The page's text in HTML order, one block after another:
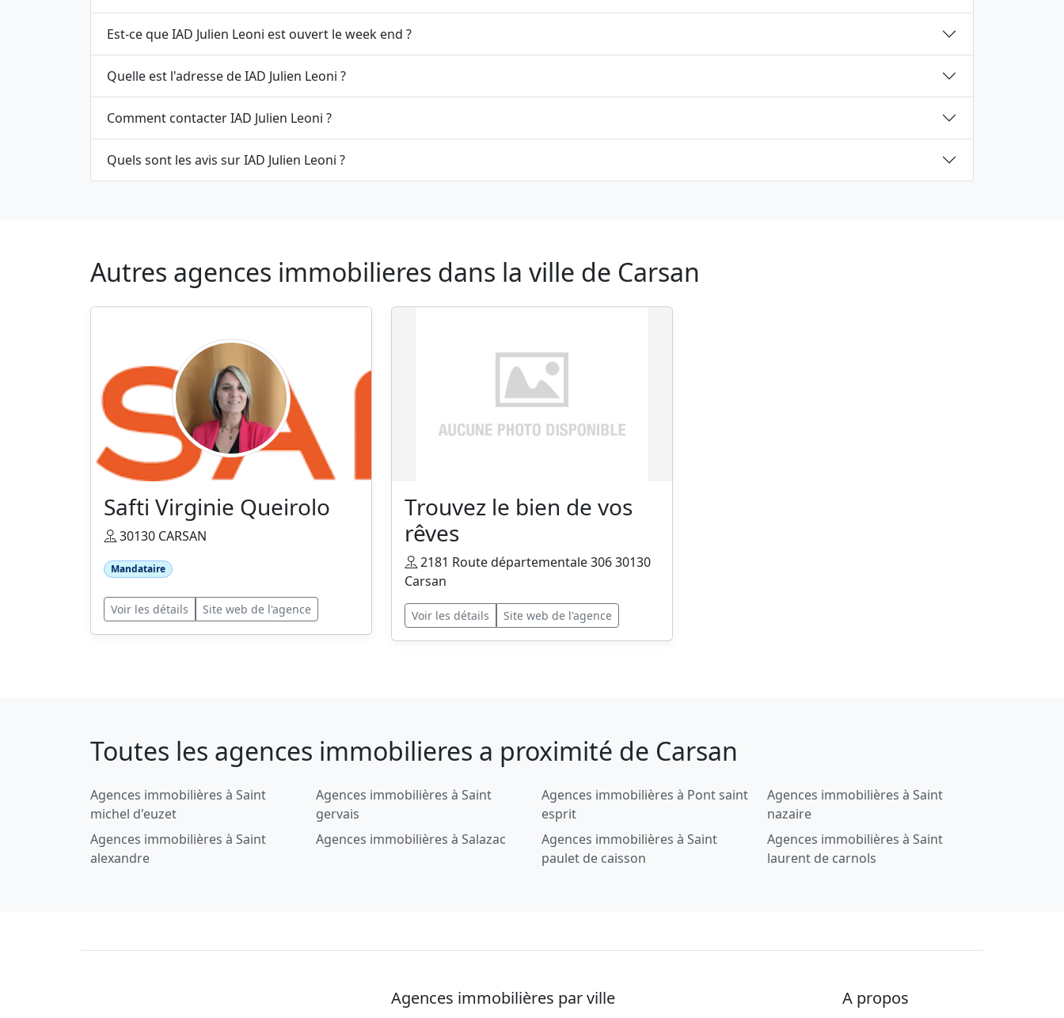
Est-ce que IAD Julien Leoni est ouvert le week end ?
Quelle est l'adresse de IAD Julien Leoni ?
Comment contacter IAD Julien Leoni ?
Quels sont les avis sur IAD Julien Leoni ?
Autres agences immobilieres dans la ville de Carsan
Safti Virginie Queirolo
30130 CARSAN
Mandataire
Voir les détails Site web de l'agence
Trouvez le bien de vos
rêves
2181 Route départementale 306 30130
Carsan
Voir les détails Site web de l'agence
Toutes les agences immobilieres a proximité de Carsan
Agences immobilières à Saint
michel d'euzet
Agences immobilières à Saint
gervais
Agences immobilières à Pont saint
esprit
Agences immobilières à Saint
nazaire
Agences immobilières à Saint
alexandre
Agences immobilières à Salazac
Agences immobilières à Saint
paulet de caisson
Agences immobilières à Saint
laurent de carnols
Agences immobilières par ville A propos